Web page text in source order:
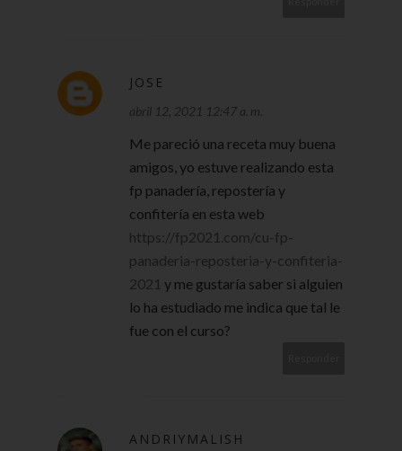
JOSE
abril 12, 2021 12:47 a. m.
Me pareció una receta muy buena
amigos, yo estuve realizando esta
fp panadería, repostería y
confitería en esta web
https://fp2021.com/cu-fp-
panaderia-reposteria-y-confiteria-
2021 y me gustaría saber si alguien
lo ha estudiado me indica que tal le
fue con el curso?
ANDRIYMALISH